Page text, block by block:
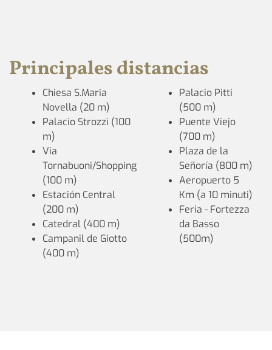
Principales distancias
Chiesa S.Maria
Novella (20 m)
Palacio Strozzi (100
m)
Via
Tornabuoni/Shopping
(100 m)
Estación Central
(200 m)
Catedral (400 m)
Campanil de Giotto
(400 m)
Palacio Pitti
(500 m)
Puente Viejo
(700 m)
Plaza de la
Señoría (800 m)
Aeropuerto 5
Km (a 10 minuti)
Feria - Fortezza
da Basso
(500m)